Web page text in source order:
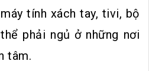
tính xách tay, tivi, bộ
phải ngủ ở những nơi
tâm.